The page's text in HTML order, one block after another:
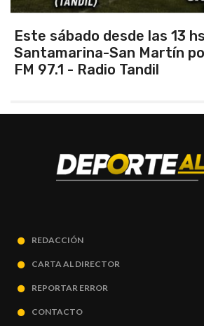
Vuelve el torneo
REDACCIÓN
CARTA AL DIRECTOR
REPORTAR ERROR
CONTACTO